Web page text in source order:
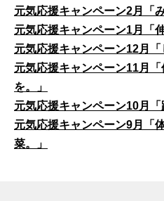
元気応援キャンペーン2月「
元気応援キャンペーン1月「
元気応援キャンペーン12月「
元気応援キャンペーン11月
を。」
元気応援キャンペーン10月「
元気応援キャンペーン9月「
菜。」